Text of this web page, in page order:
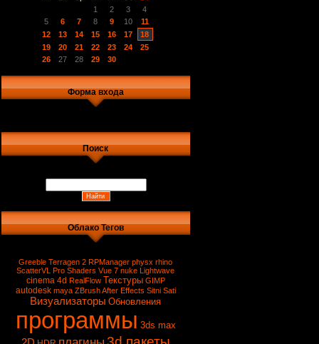
1
2 3
4
5
6 7 8 9 10
11
12
13 14 15 16 17
18
19
20 21 22 23 24
25
26
27 28 29 30
Форма входа
Поиск
Облако Тегов
Greeble Terragen 2 RPManager physx rhino
ScatterVL Pro Shaders Vue 7 nuke Lightwave
cinema 4d RealFlow Текстуры GIMP
autodesk maya ZBrushAfter Effects Sitni Sati
Визуализаторы Обновления
программы 3ds max